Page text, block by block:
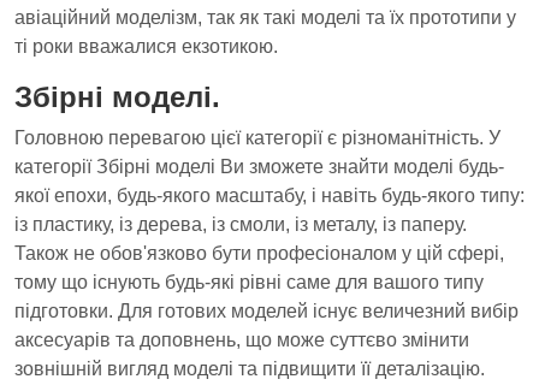
авіаційний моделізм, так як такі моделі та їх прототипи у
ті роки вважалися екзотикою.
Збірні моделі.
Головною перевагою цієї категорії є різноманітність. У
категорії Збірні моделі Ви зможете знайти моделі будь-
якої епохи, будь-якого масштабу, і навіть будь-якого типу:
із пластику, із дерева, із смоли, із металу, із паперу.
Також не обов'язково бути професіоналом у цій сфері,
тому що існують будь-які рівні саме для вашого типу
підготовки. Для готових моделей існує величезний вибір
аксесуарів та доповнень, що може суттєво змінити
зовнішній вигляд моделі та підвищити її деталізацію.